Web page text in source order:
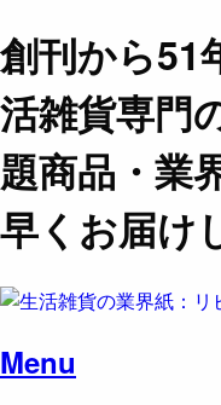
創刊から51
活雑貨専門
題商品・業
早くお届け
Menu